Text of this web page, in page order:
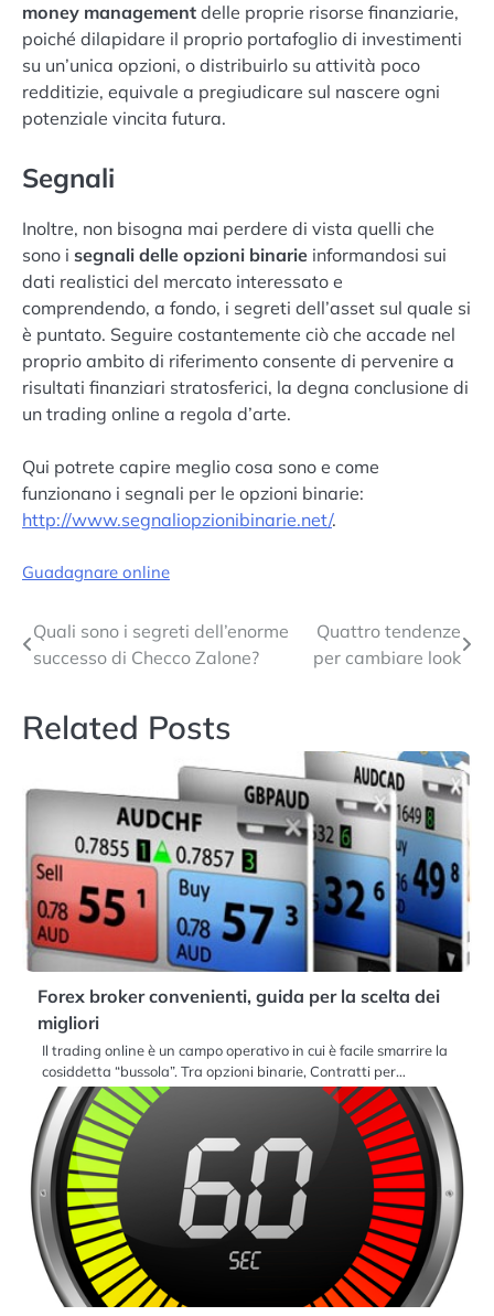
money management delle proprie risorse finanziarie,
poiché dilapidare il proprio portafoglio di investimenti
su un’unica opzioni, o distribuirlo su attività poco
redditizie, equivale a pregiudicare sul nascere ogni
potenziale vincita futura.
Segnali
Inoltre, non bisogna mai perdere di vista quelli che
sono i segnali delle opzioni binarie informandosi sui
dati realistici del mercato interessato e
comprendendo, a fondo, i segreti dell’asset sul quale si
è puntato. Seguire costantemente ciò che accade nel
proprio ambito di riferimento consente di pervenire a
risultati finanziari stratosferici, la degna conclusione di
un trading online a regola d’arte.
Qui potrete capire meglio cosa sono e come
funzionano i segnali per le opzioni binarie:
http://www.segnaliopzionibinarie.net/.
Guadagnare online
Navigazione
Quali sono i segreti dell’enorme
successo di Checco Zalone?
Quattro tendenze
per cambiare look
Related Posts
Forex broker convenienti, guida per la scelta dei
migliori
Il trading online è un campo operativo in cui è facile smarrire la
cosiddetta “bussola”. Tra opzioni binarie, Contratti per…